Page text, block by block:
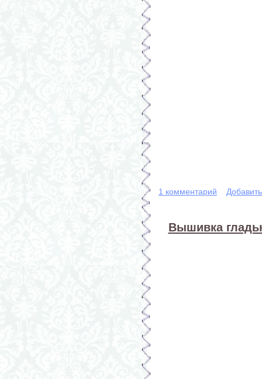
1 комментарий
Вышивка